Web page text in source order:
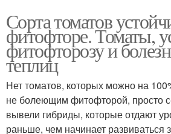
Сорта томатов
фитофторе. Томаты,
фитофторозу и
теплиц
Нет томатов, которых можно на
не болеющим фитофторой, просто
вывели гибриды, которые отдают
раньше, чем начинает развиваться